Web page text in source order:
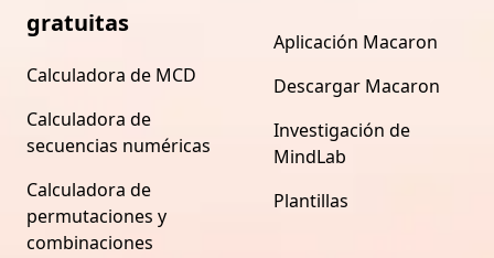
gratuitas
Calculadora de MCD
Calculadora de
secuencias numéricas
Calculadora de
permutaciones y
combinaciones
Aplicación Macaron
Descargar Macaron
Investigación de
MindLab
Plantillas